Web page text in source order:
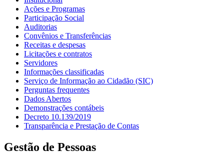
Ações e Programas
Participação Social
Auditorias
Convênios e Transferências
Receitas e despesas
Licitações e contratos
Servidores
Informações classificadas
Serviço de Informação ao Cidadão (SIC)
Perguntas frequentes
Dados Abertos
Demonstrações contábeis
Decreto 10.139/2019
Transparência e Prestação de Contas
Gestão de Pessoas